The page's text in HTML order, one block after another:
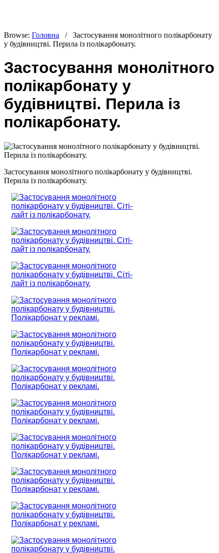
Browse: Головна /
Застосування монолітного полікарбонату
у будівництві. Перила із полікарбонату.
Застосування монолітного
полікарбонату у
будівництві. Перила із
полікарбонату.
Застосування монолітного полікарбонату у будівництві.
Перила із полікарбонату.